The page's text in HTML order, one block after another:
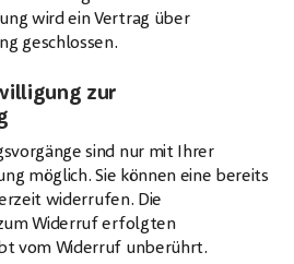
wird ein Vertrag über
geschlossen.
zur
sind nur mit Ihrer
möglich. Sie können eine bereits
widerrufen. Die
Widerruf erfolgten
vom Widerruf unberührt.